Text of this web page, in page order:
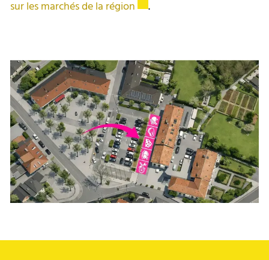
sur les marchés de la régionCe lien externe va ouvrir
.